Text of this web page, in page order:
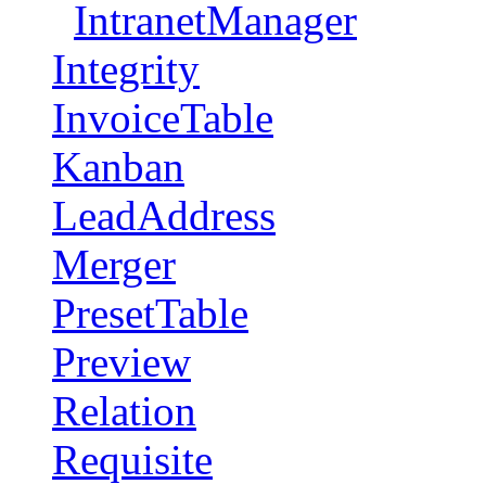
IntranetManager
Integrity
InvoiceTable
Kanban
LeadAddress
Merger
PresetTable
Preview
Relation
Requisite